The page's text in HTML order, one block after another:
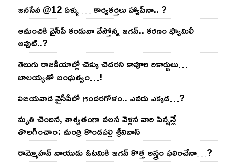
జనసేన @12 ఏళ్ళు … కార్యకర్తలు హ్యాపీనా.. ?
ఆమంచికి వైసీపీ కండువా వేస్తోన్న జ‌గ‌న్‌.. క‌ర‌ణం ఫ్యామిలీ
అవుట్‌..?
తెలుగు రాజ‌కీయాల్లో చెక్కు చెద‌ర‌ని కావూరి రికార్డులు…
బాల‌య్యతో బంధుత్వం…!
విజ‌య‌వాడ వైసీపీలో గంద‌ర‌గోళం.. ఎవ‌రు ఎక్క‌డ‌…?
మృతి చెందిన, శాశ్వతంగా వలస వెళ్లిన వారి పెన్ష‌న్లే
తొల‌గించాం: మంత్రి కొండపల్లి శ్రీనివాస్
రామ్మోహ‌న్ నాయుడు ఓట‌మికి జ‌గ‌న్ కొత్త అస్త్రం ఫ‌లించేనా…?